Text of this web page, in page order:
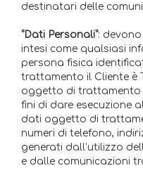
destinatari delle
“Dati Personali”:
intesi come qualsiasi
persona fisica
trattamento il Cliente è
oggetto di trattamento
fini di dare esecuzione
dati oggetto di
numeri di telefono,
generati dall’utilizzo
e dalle comunicazioni